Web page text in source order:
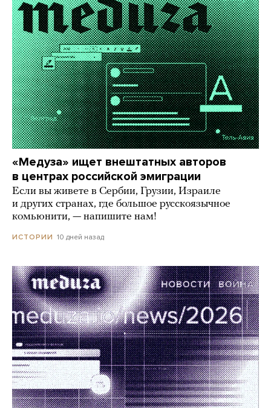
«Медуза» ищет внештатных авторов
в центрах российской эмиграции
Если вы живете в Сербии, Грузии, Израиле
и других странах, где большое русскоязычное
комьюнити, — напишите нам!
ИСТОРИИ 10 дней назад